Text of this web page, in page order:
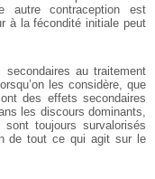
autre contraception est
à la fécondité initiale peut
au traitement
les considère, que
des effets secondaires
les discours dominants,
toujours survalorisés
de tout ce qui agit sur le